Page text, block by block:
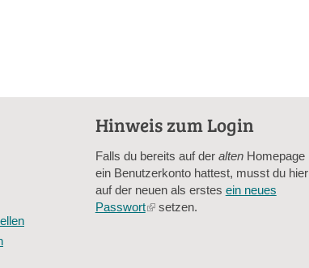
Hinweis zum Login
Falls du bereits auf der altenHomepage
ein Benutzerkonto hattest, musst du hier
auf der neuen als erstes ein neues
Passwort(linksetzen.